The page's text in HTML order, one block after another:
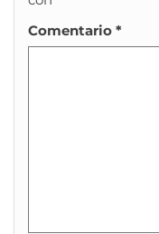
Comentario *